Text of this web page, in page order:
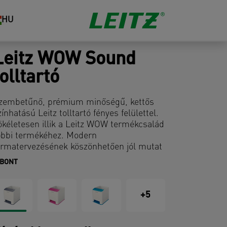
HU
WOW Sound
prémium minőségű, kettős
Leitz tolltartó fényes felülettel.
illik a Leitz WOW termékcsalád
termékéhez. Modern
köszönhetően jól mutat
és az irodában egyaránt.
+5